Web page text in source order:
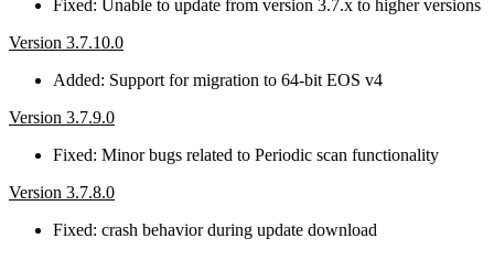
Fixed: Unable to update from version 3.7.x to higher versions
Version 3.7.10.0
Added: Support for migration to 64-bit EOS v4
Version 3.7.9.0
Fixed: Minor bugs related to Periodic scan functionality
Version 3.7.8.0
Fixed: crash behavior during update download